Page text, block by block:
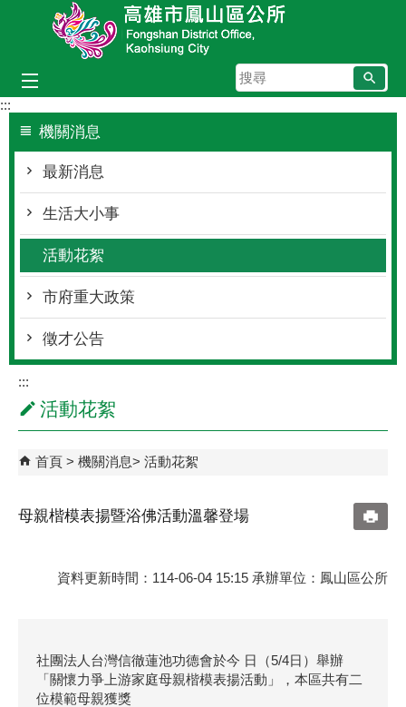
跳到主要內容區塊
搜
尋
:::
機關消息
最新消息
生活大小事
活動花絮
市府重大政策
徵才公告
:::
活動花絮
首頁 機關消息 活動花絮
母親楷模表揚暨浴佛活動溫馨登場
資料更新時間：114-06-04 15:15 承辦單位：鳳山區公所
社團法人台灣信徹蓮池功德會於今 日（5/4日）舉辦
「關懷力爭上游家庭母親楷模表揚活動」，本區共有二
位模範母親獲獎